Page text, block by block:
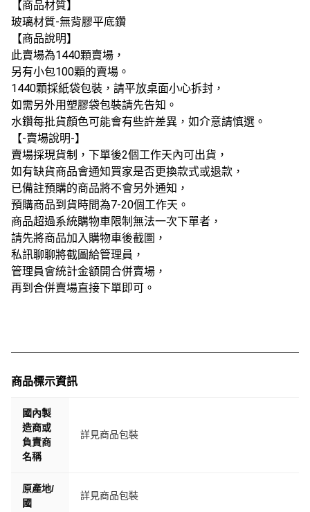
【商品材質】
玻璃材質-無背膠平底鑽
【商品說明】
此賣場為1440顆賣場，
另有小包100顆的賣場。
1440顆採紙袋包裝，請平放桌面小心拆封，
如需另外用塑膠袋包裝請先告知。
水鑽每批貨顏色可能會有些許差異，如介意請慎選。
【-賣場說明-】
賣場採現貨制，下單後2個工作天內可出貨，
如有缺貨商品會通知買家是否更換款式或退款，
已備註預購的商品將不會另外通知，
預購商品到貨時間為7-20個工作天。
商品超過系統購物車限制無法一次下單者，
請先將商品加入購物車後截圖，
私訊聊聊將截圖給管理員，
管理員會統計金額開合併賣場，
再到合併賣場直接下單即可。
商品標示資訊
國內製
造商或
負責商
名稱
詳見商品包裝
原產地/
國
詳見商品包裝